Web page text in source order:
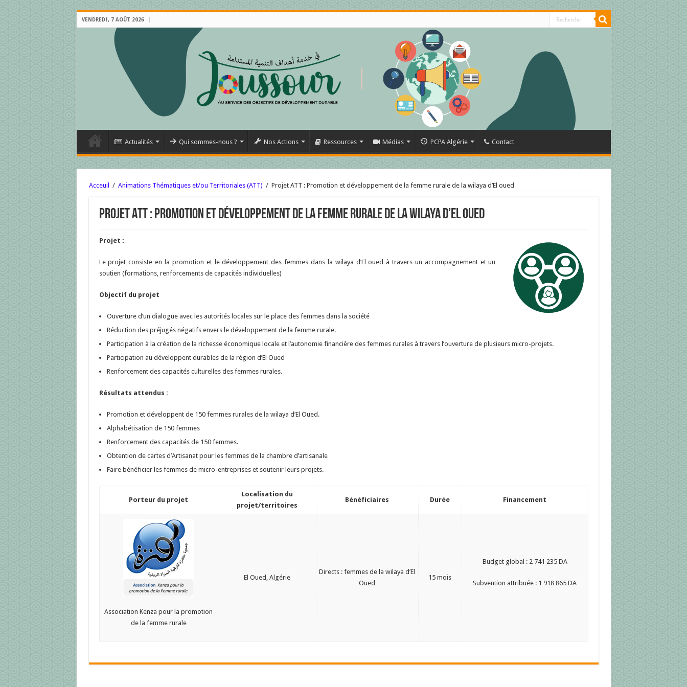
VENDREDI, 7 AOÛT 2026
Actualités Qui sommes-nous ? Nos Actions Ressources Médias PCPA Algérie Contact
Acceuil / Animations Thématiques et/ou Territoriales (ATT) / Projet ATT : Promotion et développement de la femme rurale de la wilaya d’El oued
Projet ATT : Promotion et développement de la femme rurale de la wilaya d’El oued
Projet :
Le projet consiste en la promotion et le développement des femmes dans la wilaya d’El oued à travers un accompagnement et un
soutien (formations, renforcements de capacités individuelles)
Objectif du projet
Ouverture d’un dialogue avec les autorités locales sur le place des femmes dans la société
Réduction des préjugés négatifs envers le développement de la femme rurale.
Participation à la création de la richesse économique locale et l’autonomie financière des femmes rurales à travers l’ouverture de plusieurs micro-projets.
Participation au développent durables de la région d’El Oued
Renforcement des capacités culturelles des femmes rurales.
Résultats attendus :
Promotion et développent de 150 femmes rurales de la wilaya d’El Oued.
Alphabétisation de 150 femmes
Renforcement des capacités de 150 femmes.
Obtention de cartes d’Artisanat pour les femmes de la chambre d’artisanale
Faire bénéficier les femmes de micro-entreprises et soutenir leurs projets.
Porteur du projet
Localisation du
projet/territoires
Bénéficiaires Durée Financement
Association Kenza pour la promotion
de la femme rurale
El Oued, Algérie
Directs : femmes de la wilaya d’El
Oued
15 mois
Budget global : 2 741 235 DA
Subvention attribuée : 1 918 865 DA